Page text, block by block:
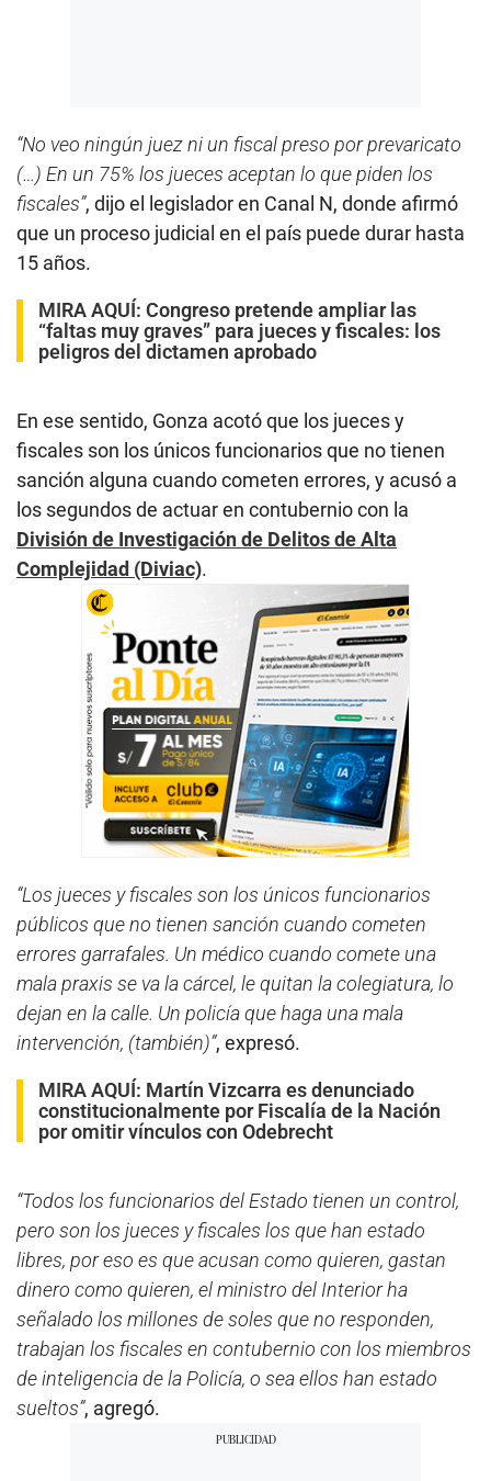
“No veo ningún juez ni un fiscal preso por prevaricato
(…) En un 75% los jueces aceptan lo que piden los
fiscales”, dijo el legislador en Canal N, donde afirmó
que un proceso judicial en el país puede durar hasta
15 años.
MIRA AQUÍ: Congreso pretende ampliar las
“faltas muy graves” para jueces y fiscales: los
peligros del dictamen aprobado
En ese sentido, Gonza acotó que los jueces y
fiscales son los únicos funcionarios que no tienen
sanción alguna cuando cometen errores, y acusó a
los segundos de actuar en contubernio con la
División de Investigación de Delitos de Alta
Complejidad (Diviac).
“Los jueces y fiscales son los únicos funcionarios
públicos que no tienen sanción cuando cometen
errores garrafales. Un médico cuando comete una
mala praxis se va la cárcel, le quitan la colegiatura, lo
dejan en la calle. Un policía que haga una mala
intervención, (también)”, expresó.
MIRA AQUÍ: Martín Vizcarra es denunciado
constitucionalmente por Fiscalía de la Nación
por omitir vínculos con Odebrecht
“Todos los funcionarios del Estado tienen un control,
pero son los jueces y fiscales los que han estado
libres, por eso es que acusan como quieren, gastan
dinero como quieren, el ministro del Interior ha
señalado los millones de soles que no responden,
trabajan los fiscales en contubernio con los miembros
de inteligencia de la Policía, o sea ellos han estado
sueltos”, agregó.